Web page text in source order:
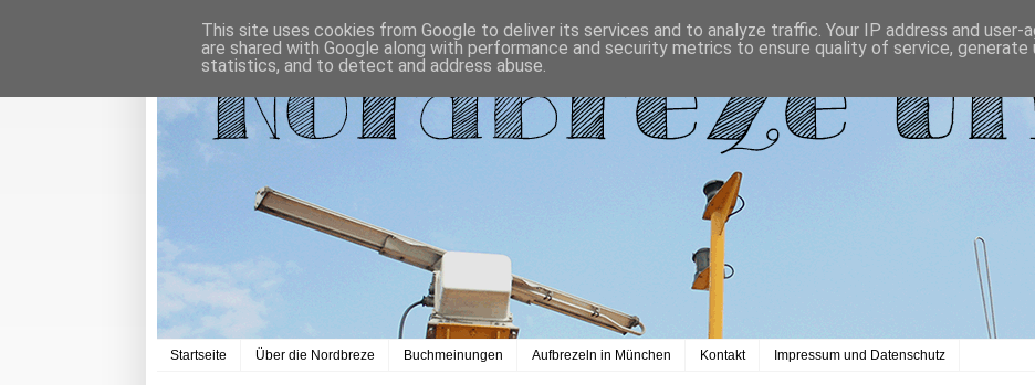
Startseite Über die Nordbreze Buchmeinungen Aufbrezeln in München Kontakt Impressum und Datenschutz
This site uses cookies from Google to deliver its services and to analyze traffic. Your IP address and user-
are shared with Google along with performance and security metrics to ensure quality of service, generate
statistics, and to detect and address abuse.